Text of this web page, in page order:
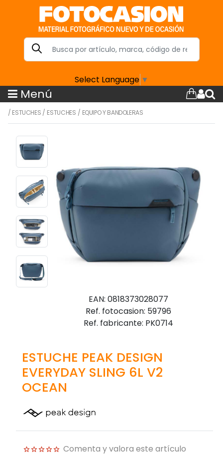
Select Language ▼
Menú
/ ESTUCHES / ESTUCHES / EQUIPO Y BANDOLERAS
EAN: 0818373028077
Ref. fotocasion: 59796
Ref. fabricante: PK0714
ESTUCHE PEAK DESIGN
EVERYDAY SLING 6L V2
OCEAN
Comenta y valora este artículo